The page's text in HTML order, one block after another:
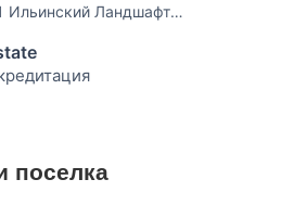
Ландшафт
на участке 13.5 соток в
ландшафт. Премиальный
из самых редких и
поселка